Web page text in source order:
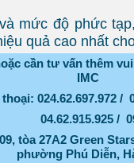
mức độ phức
quả cao nhất
cần tư vấn thêm
IMC
024.62.697.972 /
/
tòa 27A2 Green
phường Phú Diễn,